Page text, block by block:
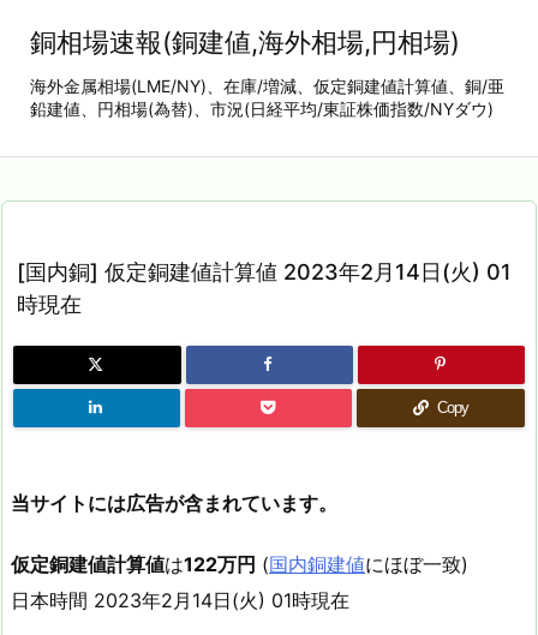
銅相場速報(銅建値,海外相場,円相場)
海外金属相場(LME/NY)、在庫/増減、仮定銅建値計算値、銅/亜
鉛建値、円相場(為替)、市況(日経平均/東証株価指数/NYダウ)
[国内銅] 仮定銅建値計算値 2023年2月14日(火) 01
時現在
Copy
当サイトには広告が含まれています。
仮定銅建値計算値は122万円 (国内銅建値にほぼ一致)
日本時間 2023年2月14日(火) 01時現在